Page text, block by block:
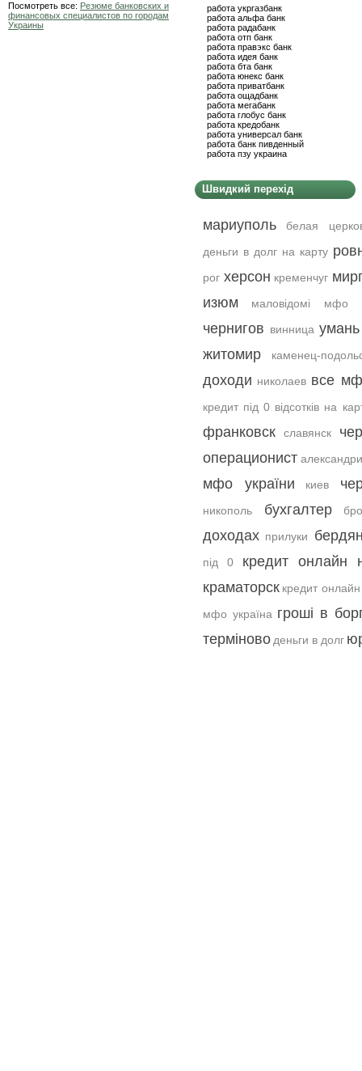
Посмотреть все: Резюме банковских и
финансовых специалистов по городам
Украины
работа укргазбанк
работа альфа банк
работа радабанк
работа отп банк
работа правэкс банк
работа идея банк
работа бта банк
работа юнекс банк
работа приватбанк
работа ощадбанк
работа мегабанк
работа глобус банк
работа кредобанк
работа универсал банк
работа банк пивденный
работа пзу украина
Швидкий перехід
мариуполь
белая
деньги в долг на карту
рог херсон кременчуг
изюм
маловідомі мфо
чернигов винница умань
житомир
каменец-
доходи николаев все
кредит під 0 відсотків на
франковск славянск
операционист
мфо україни киев
никополь бухгалтер
доходах прилуки
під 0
кредит онлайн
краматорск кредит
мфо україна гроші в
терміново деньги в долг